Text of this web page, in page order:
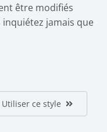
être modifiés
jamais que
Utiliser ce style